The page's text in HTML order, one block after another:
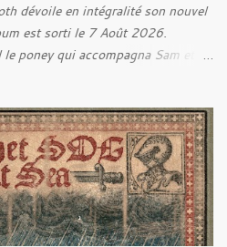
dévoile en intégralité son nouvel
est sorti le 7 Août 2026.
poney qui accompagna Sam et
Free (Bill) 03. A Gardener - 04:05
05. A Fox Passing Through
Own 06. The Road to Bree 07.
09. A Final Parting